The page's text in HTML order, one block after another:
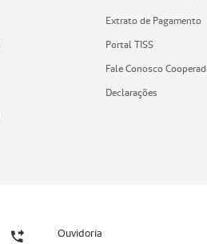
Extrato de Pagamento
Portal TISS
Fale Conosco
Declarações
Ouvidoria